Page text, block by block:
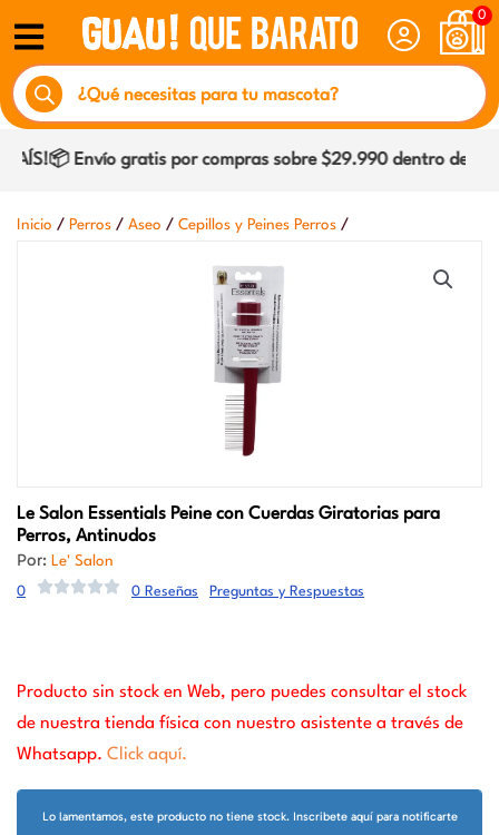
contenido
0
Búsqueda
de
productos
Envío gratis por compras sobre $29.990 dentro de
Inicio / Perros / Aseo / Cepillos y Peines Perros /
Le Salon Essentials Peine con Cuerdas Giratorias para
Perros, Antinudos
Por: Le' Salon
0 0 Reseñas Preguntas y Respuestas
Producto sin stock en Web, pero puedes consultar el stock
de nuestra tienda física con nuestro asistente a través de
Whatsapp. Click aquí.
Lo lamentamos, este producto no tiene stock. Inscribete aquí para notificarte